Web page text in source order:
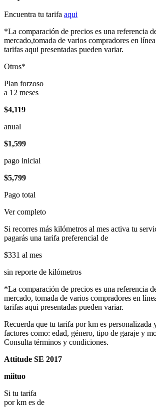
Encuentra tu tarifa aqui
*La comparación de precios es una referencia
mercado,tomada de varios compradores en
tarifas aqui presentadas pueden variar.
Otros*
Plan forzoso
a 12 meses
$4,119
anual
$1,599
pago inicial
$5,799
Pago total
Ver completo
Si recorres más kilómetros al mes activa tu
pagarás una tarifa preferencial de
$331 al mes
sin reporte de kilómetros
*La comparación de precios es una referencia
mercado, tomada de varios compradores en
tarifas aqui presentadas pueden variar.
Recuerda que tu tarifa por km es personalizada
factores como: edad, género, tipo de garaje y
Consulta términos y condiciones.
Attitude SE 2017
miituo
Si tu tarifa
por km es de